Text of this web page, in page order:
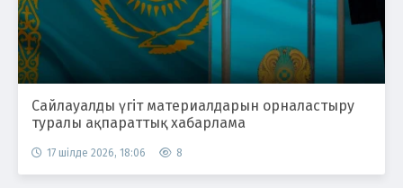
Сайлауалды үгіт материалдарын орналастыру
туралы ақпараттық хабарлама
17 шілде 2026, 18:06 8